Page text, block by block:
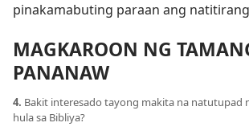
pinakamabuting paraan ang
MAGKAROON NG
PANANAW
4. Bakit interesado tayong makita na natutupad
hula sa Bibliya?